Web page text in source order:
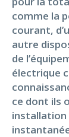
comme la
courant,
autre
de
électrique
ce dont ils
installation